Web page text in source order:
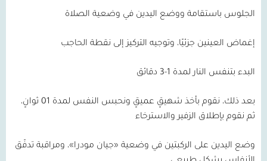
الجلوس باستقامة ووضع اليدين في وضعية الصلاة
إغماض العينين جزئيًا، وتوجيه التركيز إلى نقطة الحاجب
البدء بتنفس النار لمدة 1-3 دقائق
بعد ذلك، نقوم بأخذ شهيقٍ عميقٍ ونحبس النفس لمدة 01 ثوانٍ،
ثم نقوم بإطلاق الزفير والاسترخاء
وضع اليدين على الركبتين في وضعية «جيان مودرا»، ومراقبة تدفّق